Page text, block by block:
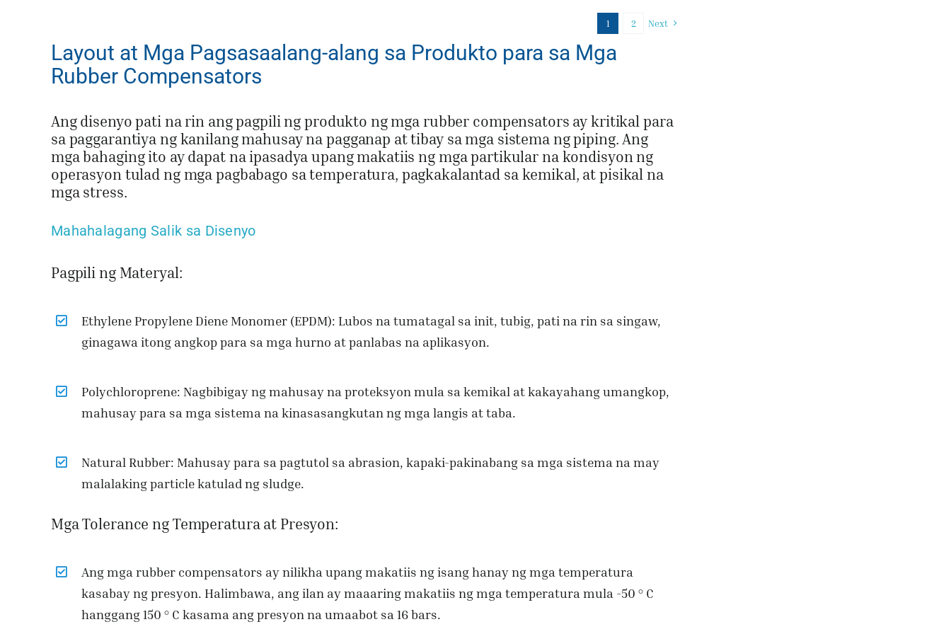
1 2 Next
Layout at Mga Pagsasaalang-alang sa Produkto para sa Mga
Rubber Compensators
Ang disenyo pati na rin ang pagpili ng produkto ng mga rubber compensators ay kritikal para
sa paggarantiya ng kanilang mahusay na pagganap at tibay sa mga sistema ng piping. Ang
mga bahaging ito ay dapat na ipasadya upang makatiis ng mga partikular na kondisyon ng
operasyon tulad ng mga pagbabago sa temperatura, pagkakalantad sa kemikal, at pisikal na
mga stress.
Mahahalagang Salik sa Disenyo
Pagpili ng Materyal:
Ethylene Propylene Diene Monomer (EPDM): Lubos na tumatagal sa init, tubig, pati na rin sa singaw,
ginagawa itong angkop para sa mga hurno at panlabas na aplikasyon.
Polychloroprene: Nagbibigay ng mahusay na proteksyon mula sa kemikal at kakayahang umangkop,
mahusay para sa mga sistema na kinasasangkutan ng mga langis at taba.
Natural Rubber: Mahusay para sa pagtutol sa abrasion, kapaki-pakinabang sa mga sistema na may
malalaking particle katulad ng sludge.
Mga Tolerance ng Temperatura at Presyon:
Ang mga rubber compensators ay nilikha upang makatiis ng isang hanay ng mga temperatura
kasabay ng presyon. Halimbawa, ang ilan ay maaaring makatiis ng mga temperatura mula -50 ° C
hanggang 150 ° C kasama ang presyon na umaabot sa 16 bars.